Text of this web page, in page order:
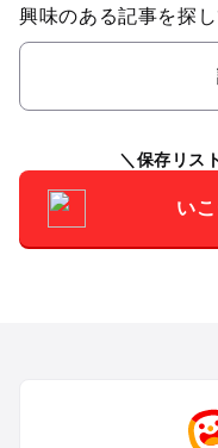
興味のある記事を探
保存リス
い